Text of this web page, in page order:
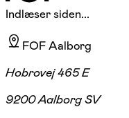
Indlæser siden...
FOF Aalborg
Hobrovej 465 E
9200 Aalborg SV